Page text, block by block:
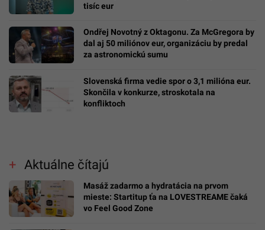
tisíc eur
Ondřej Novotný z Oktagonu. Za McGregora by
dal aj 50 miliónov eur, organizáciu by predal
za astronomickú sumu
Slovenská firma vedie spor o 3,1 milióna eur.
Skončila v konkurze, stroskotala na
konfliktoch
Aktuálne čítajú
Masáž zadarmo a hydratácia na prvom
mieste: Startitup ťa na LOVESTREAME čaká
vo Feel Good Zone